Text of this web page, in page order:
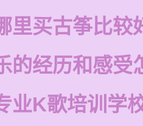
里买古筝比较
的经历和感受
业K歌培训学